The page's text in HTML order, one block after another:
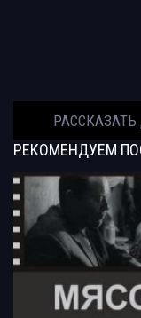
РЕКОМЕНДУЕМ